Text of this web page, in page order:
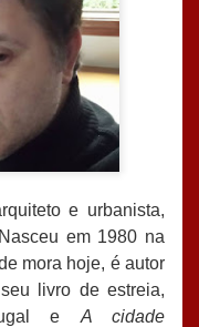
e urbanista,
em 1980 na
mora hoje, é autor
livro de estreia,
e A cidade